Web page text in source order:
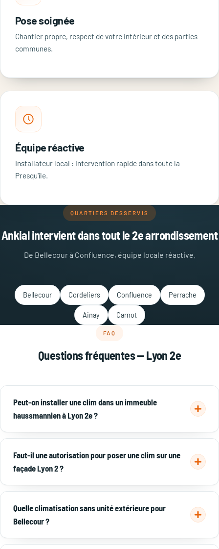
Pose soignée
Chantier propre, respect de votre intérieur et des parties
communes.
Équipe réactive
Installateur local : intervention rapide dans toute la
Presqu'île.
QUARTIERS DESSERVIS
Ankial intervient dans tout le 2e arrondissement
De Bellecour à Confluence, équipe locale réactive.
Bellecour Cordeliers Confluence Perrache
Ainay Carnot
FAQ
Questions fréquentes — Lyon 2e
Peut-on installer une clim dans un immeuble
haussmannien à Lyon 2e ?
Oui. Dans la Presqu'île, on privilégie des solutions discrètes :
gainable
intégré aux faux-plafonds ou systèmes sans unité
extérieure visible, pour respecter la façade et l'accord de
copropriété.
Faut-il une autorisation pour poser une clim sur une
façade Lyon 2 ?
Dans le secteur sauvegardé, une unité extérieure visible
depuis la rue est souvent soumise à l'avis des Architectes
des Bâtiments de France (ABF) et à l'accord de la
copropriété. Ankial vous oriente vers les solutions
conformes.
Quelle climatisation sans unité extérieure pour
Bellecour ?
Les climatiseurs monobloc sans groupe extérieur